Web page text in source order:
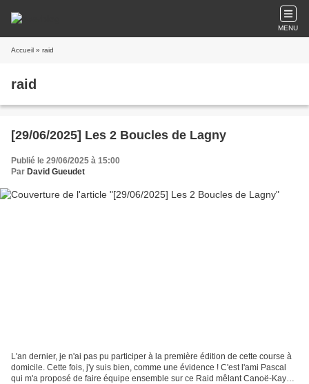
MENU
Accueil » raid
raid
[29/06/2025] Les 2 Boucles de Lagny
Publié le 29/06/2025 à 15:00
Par David Gueudet
L'an dernier, je n'ai pas pu participer à la première édition de cette course à
domicile. Cette fois, j'y suis bien, comme une évidence ! C'est l'ami Pascal
qui m'a proposé de faire équipe ensemble sur ce Raid mêlant Canoë-Kayak